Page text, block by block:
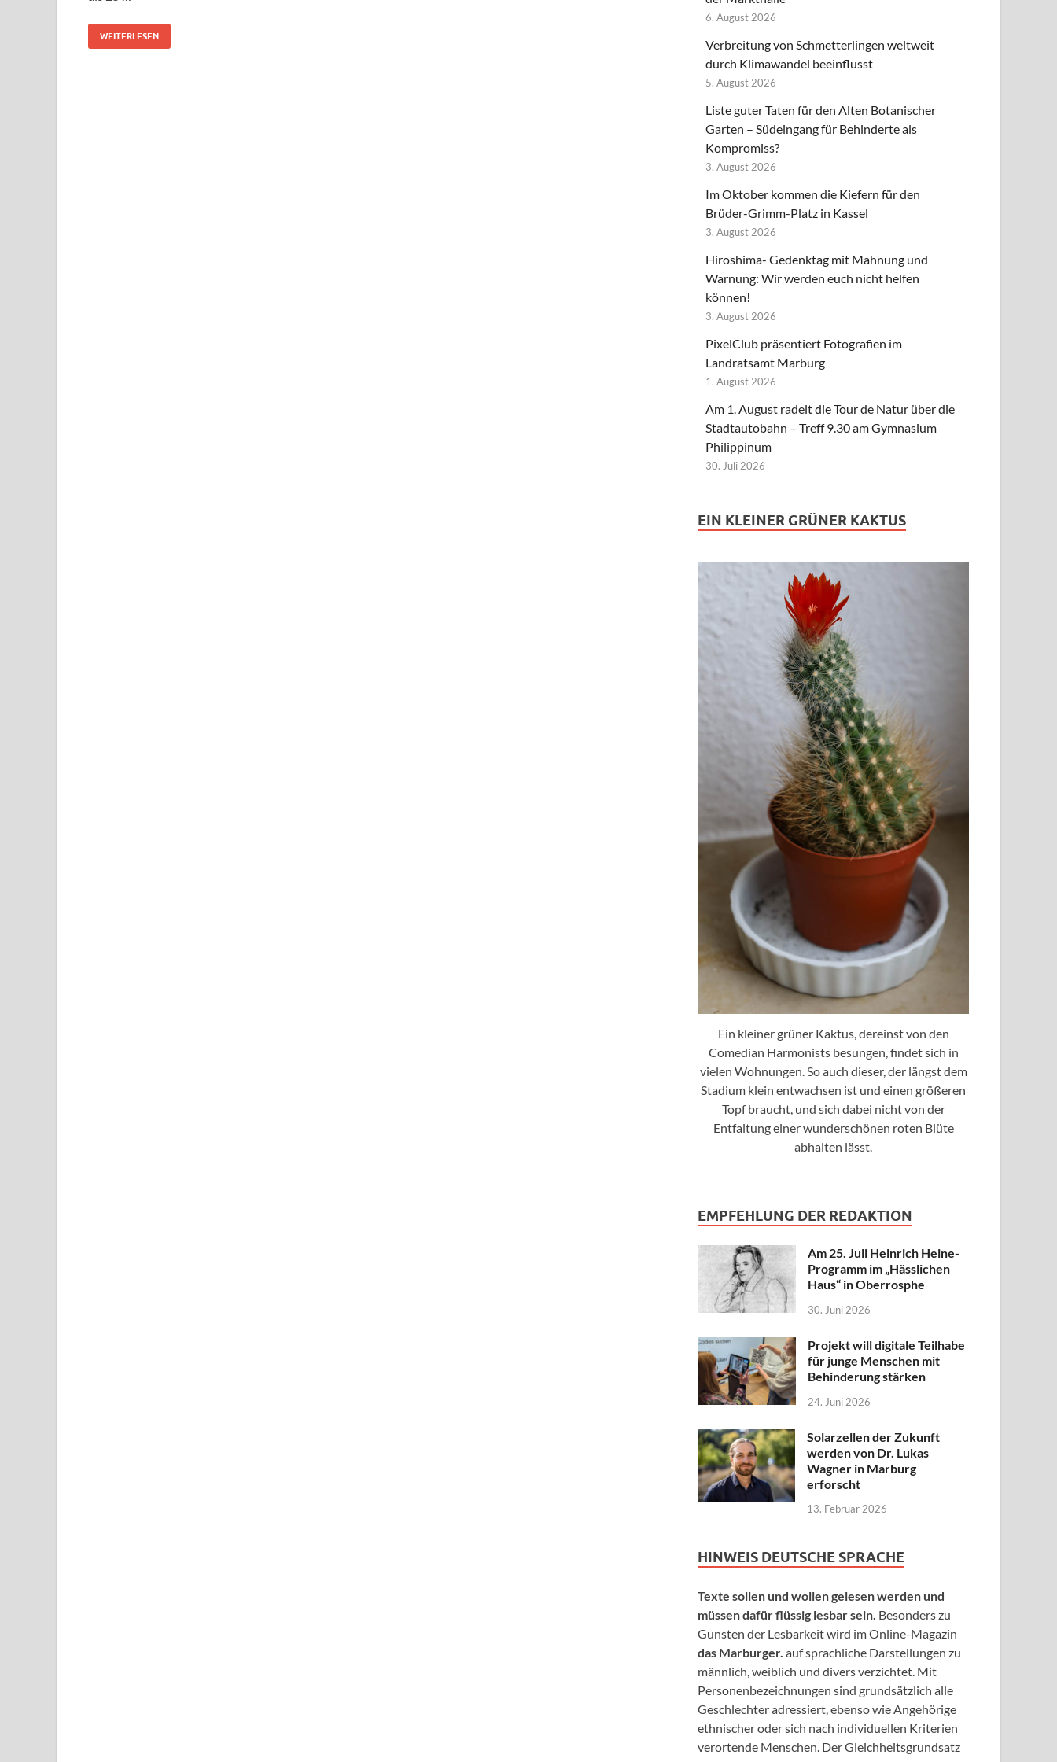
WEITERLESEN
6. August 2026
Verbreitung von Schmetterlingen weltweit
durch Klimawandel beeinflusst
5. August 2026
Liste guter Taten für den Alten Botanischer
Garten – Südeingang für Behinderte als
Kompromiss?
3. August 2026
Im Oktober kommen die Kiefern für den
Brüder-Grimm-Platz in Kassel
3. August 2026
Hiroshima- Gedenktag mit Mahnung und
Warnung: Wir werden euch nicht helfen
können!
3. August 2026
PixelClub präsentiert Fotografien im
Landratsamt Marburg
1. August 2026
Am 1. August radelt die Tour de Natur über die
Stadtautobahn – Treff 9.30 am Gymnasium
Philippinum
30. Juli 2026
EIN KLEINER GRÜNER KAKTUS
Ein kleiner grüner Kaktus, dereinst von den
Comedian Harmonists besungen, findet sich in
vielen Wohnungen. So auch dieser, der längst dem
Stadium klein entwachsen ist und einen größeren
Topf braucht, und sich dabei nicht von der
Entfaltung einer wunderschönen roten Blüte
abhalten lässt.
EMPFEHLUNG DER REDAKTION
Am 25. Juli Heinrich Heine-
Programm im „Hässlichen
Haus“ in Oberrosphe
30. Juni 2026
Projekt will digitale Teilhabe
für junge Menschen mit
Behinderung stärken
24. Juni 2026
Solarzellen der Zukunft
werden von Dr. Lukas
Wagner in Marburg
erforscht
13. Februar 2026
HINWEIS DEUTSCHE SPRACHE
Texte sollen und wollen gelesen werden und
müssen dafür flüssig lesbar sein. Besonders zu
Gunsten der Lesbarkeit wird im Online-Magazin
das Marburger. auf sprachliche Darstellungen zu
männlich, weiblich und divers verzichtet. Mit
Personenbezeichnungen sind grundsätzlich alle
Geschlechter adressiert, ebenso wie Angehörige
ethnischer oder sich nach individuellen Kriterien
verortende Menschen. Der Gleichheitsgrundsatz